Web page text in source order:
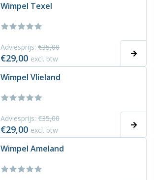
Wimpel Texel
Adviesprijs: €35,00
€29,00 excl. btw
Wimpel Vlieland
Adviesprijs: €35,00
€29,00 excl. btw
Wimpel Ameland